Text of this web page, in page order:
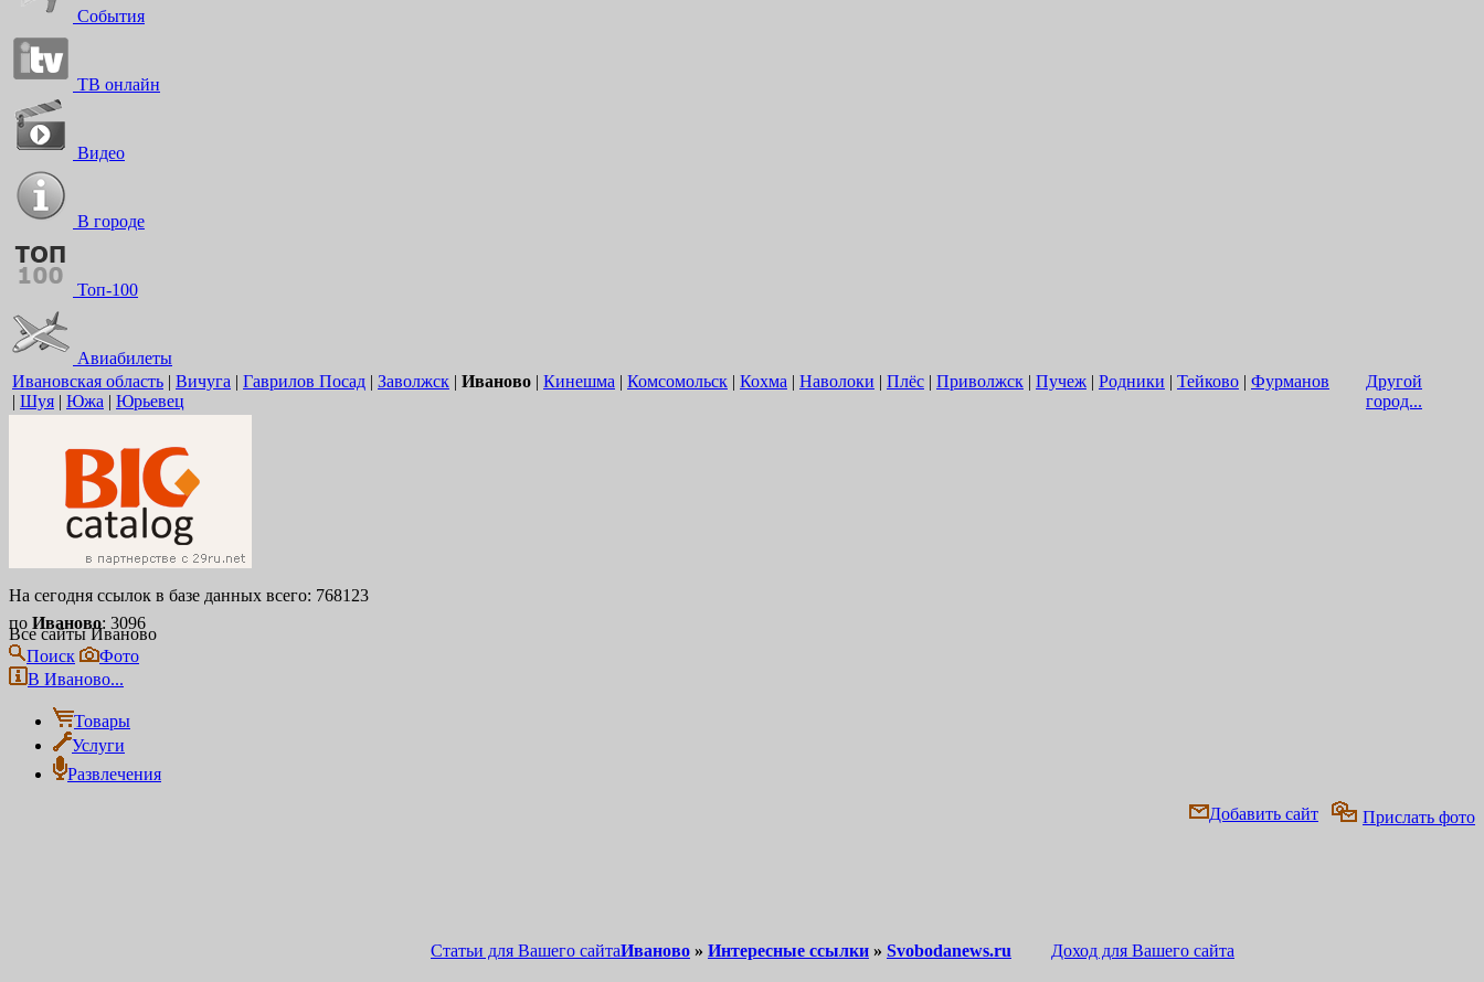
События
ТВ онлайн
Видео
В городе
Топ-100
Авиабилеты
Ивановская область | Вичуга | Гаврилов Посад | Заволжск | Иваново | Кинешма | Комсомольск | Кохма | Наволоки | Плёс | Приволжск | Пучеж | Родники | Тейково | Фурманов
| Шуя | Южа | Юрьевец
Другой
город...
На сегодня ссылок в базе данных всего: 768123
по Иваново: 3096
Все сайты Иваново
Поиск
Фото
В Иваново...
Товары
Услуги
Развлечения
Прислать фото
Добавить сайт
Статьи для Вашего сайта Доход для Вашего сайта
Иваново » Интересные ссылки » Svobodanews.ru